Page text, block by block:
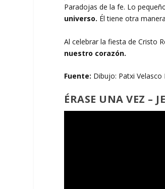
Paradojas de la fe. Lo
universo. Él tiene otra
Al celebrar la fiesta de Cristo
nuestro corazón.
Fuente: Dibujo: Patxi Velasco
ÉRASE UNA VEZ –